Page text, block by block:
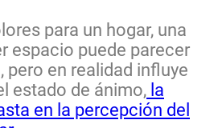
para un hogar, una
espacio puede parecer
pero en realidad influye
estado de ánimo, la
en la percepción del